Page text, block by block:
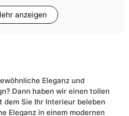
weiß
5905723905579
und der
möglich.
anzeigen
Eleganz und
Dann haben wir einen tollen
dem Sie Ihr Interieur beleben
Eleganz in einem modernen